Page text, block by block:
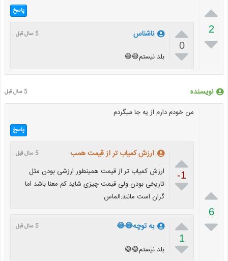

2

پاسخ

0

ناشناس 5 سال قبل
بلد نیستم😅😅
نویسنده 5 سال قبل

6

من خودم دارم از یه جا میگردم
پاسخ

-1

ارزش کمیاب تر از قیمت همب 5 سال قبل
ارزش کمیاب تر از قیمت همینطور ارزشی بودن مثل
تاریخی بودن ولی قیمت چیزی شاید کم معنا باشد اما
گران است مانند:الماس

1

به توچه😂😂 5 سال قبل
بلد نیستم😅😅